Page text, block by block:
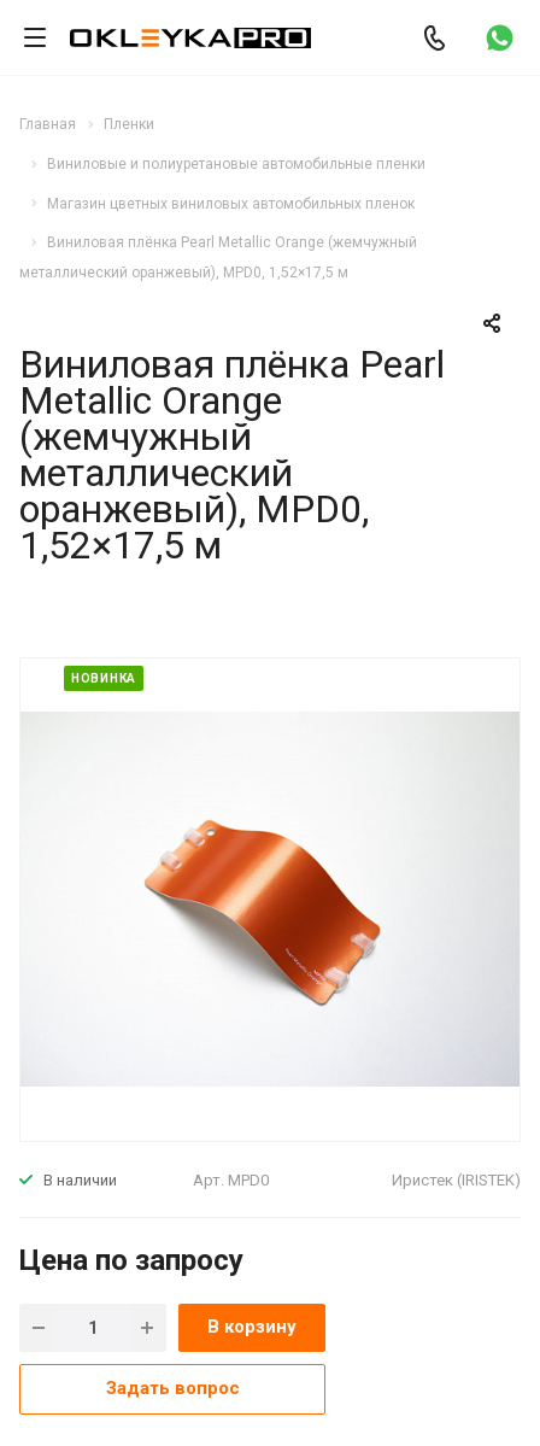
Главная Пленки
Виниловые и полиуретановые автомобильные пленки
Магазин цветных виниловых автомобильных пленок
Виниловая плёнка Pearl Metallic Orange (жемчужный
металлический оранжевый), MPD0, 1,52×17,5 м
Виниловая плёнка Pearl
Metallic Orange
(жемчужный
металлический
оранжевый), MPD0,
1,52×17,5 м
НОВИНКА
В наличии Арт. MPD0 Иристек (IRISTEK)
Цена по запросу
В корзину
Задать вопрос